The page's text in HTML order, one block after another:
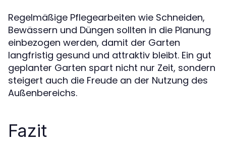
Regelmäßige Pflegearbeiten wie Schneiden,
Bewässern und Düngen sollten in die Planung
einbezogen werden, damit der Garten
langfristig gesund und attraktiv bleibt. Ein gut
geplanter Garten spart nicht nur Zeit, sondern
steigert auch die Freude an der Nutzung des
Außenbereichs.
Fazit